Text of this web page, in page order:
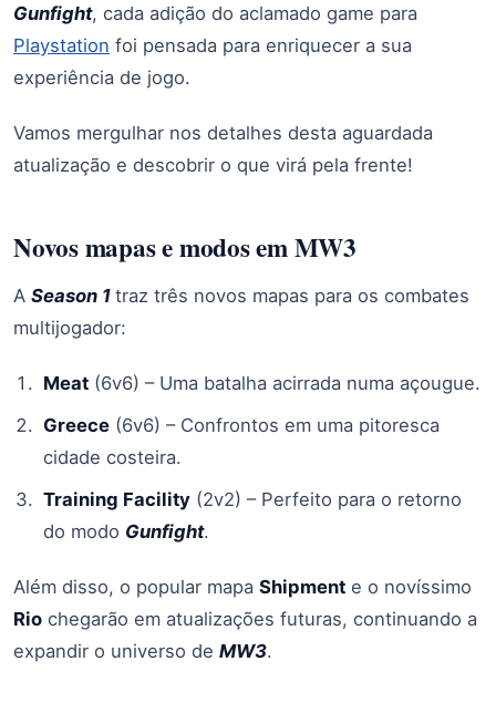
Gunfight, cada adição do aclamado game para
Playstation foi pensada para enriquecer a sua
experiência de jogo.
Vamos mergulhar nos detalhes desta aguardada
atualização e descobrir o que virá pela frente!
Novos mapas e modos em MW3
A Season 1 traz três novos mapas para os combates
multijogador:
Meat(6v6) – Uma batalha acirrada numa açougue.
Greece(6v6) – Confrontos em uma pitoresca
cidade costeira.
Training Facility(2v2) – Perfeito para o retorno
do modo Gunfight.
Além disso, o popular mapa Shipment e o novíssimo
Rio chegarão em atualizações futuras, continuando a
expandir o universo de MW3.